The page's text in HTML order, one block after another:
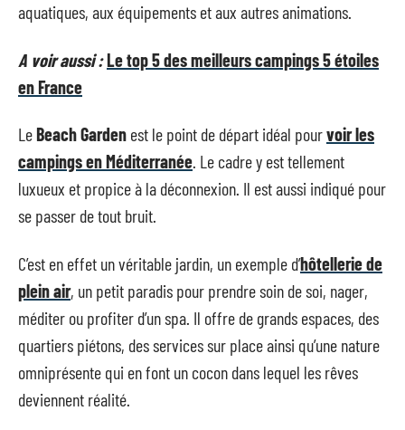
aquatiques, aux équipements et aux autres animations.
A voir aussi :Le top 5 des meilleurs campings 5 étoiles
en France
LeBeach Garden est le point de départ idéal pourvoir les
campings en Méditerranée. Le cadre y est tellement
luxueux et propice à la déconnexion. Il est aussi indiqué pour
se passer de tout bruit.
C’est en effet un véritable jardin, un exemple d’hôtellerie de
plein air, un petit paradis pour prendre soin de soi, nager,
méditer ou profiter d’un spa. Il offre de grands espaces, des
quartiers piétons, des services sur place ainsi qu’une nature
omniprésente qui en font un cocon dans lequel les rêves
deviennent réalité.